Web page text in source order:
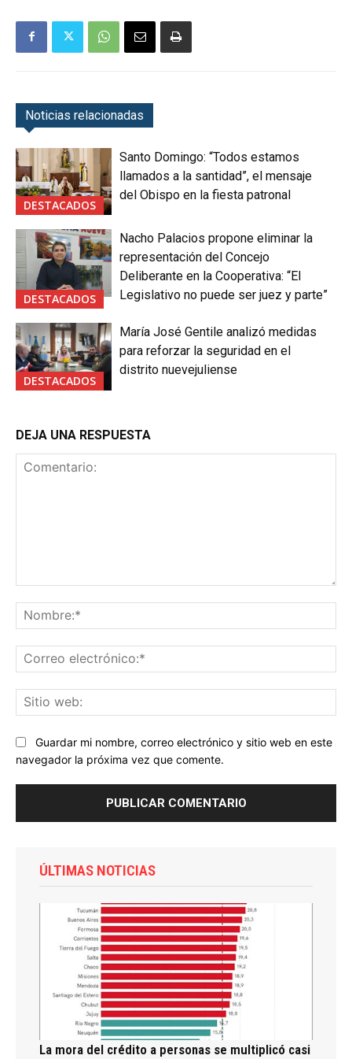
Noticias relacionadas
DESTACADOS
Santo Domingo: “Todos estamos
llamados a la santidad”, el mensaje
del Obispo en la fiesta patronal
DESTACADOS
Nacho Palacios propone eliminar la
representación del Concejo
Deliberante en la Cooperativa: “El
Legislativo no puede ser juez y parte”
DESTACADOS
María José Gentile analizó medidas
para reforzar la seguridad en el
distrito nuevejuliense
DEJA UNA RESPUESTA
Guardar mi nombre, correo electrónico y sitio web en este
navegador la próxima vez que comente.
ÚLTIMAS NOTICIAS
La mora del crédito a personas se multiplicó casi